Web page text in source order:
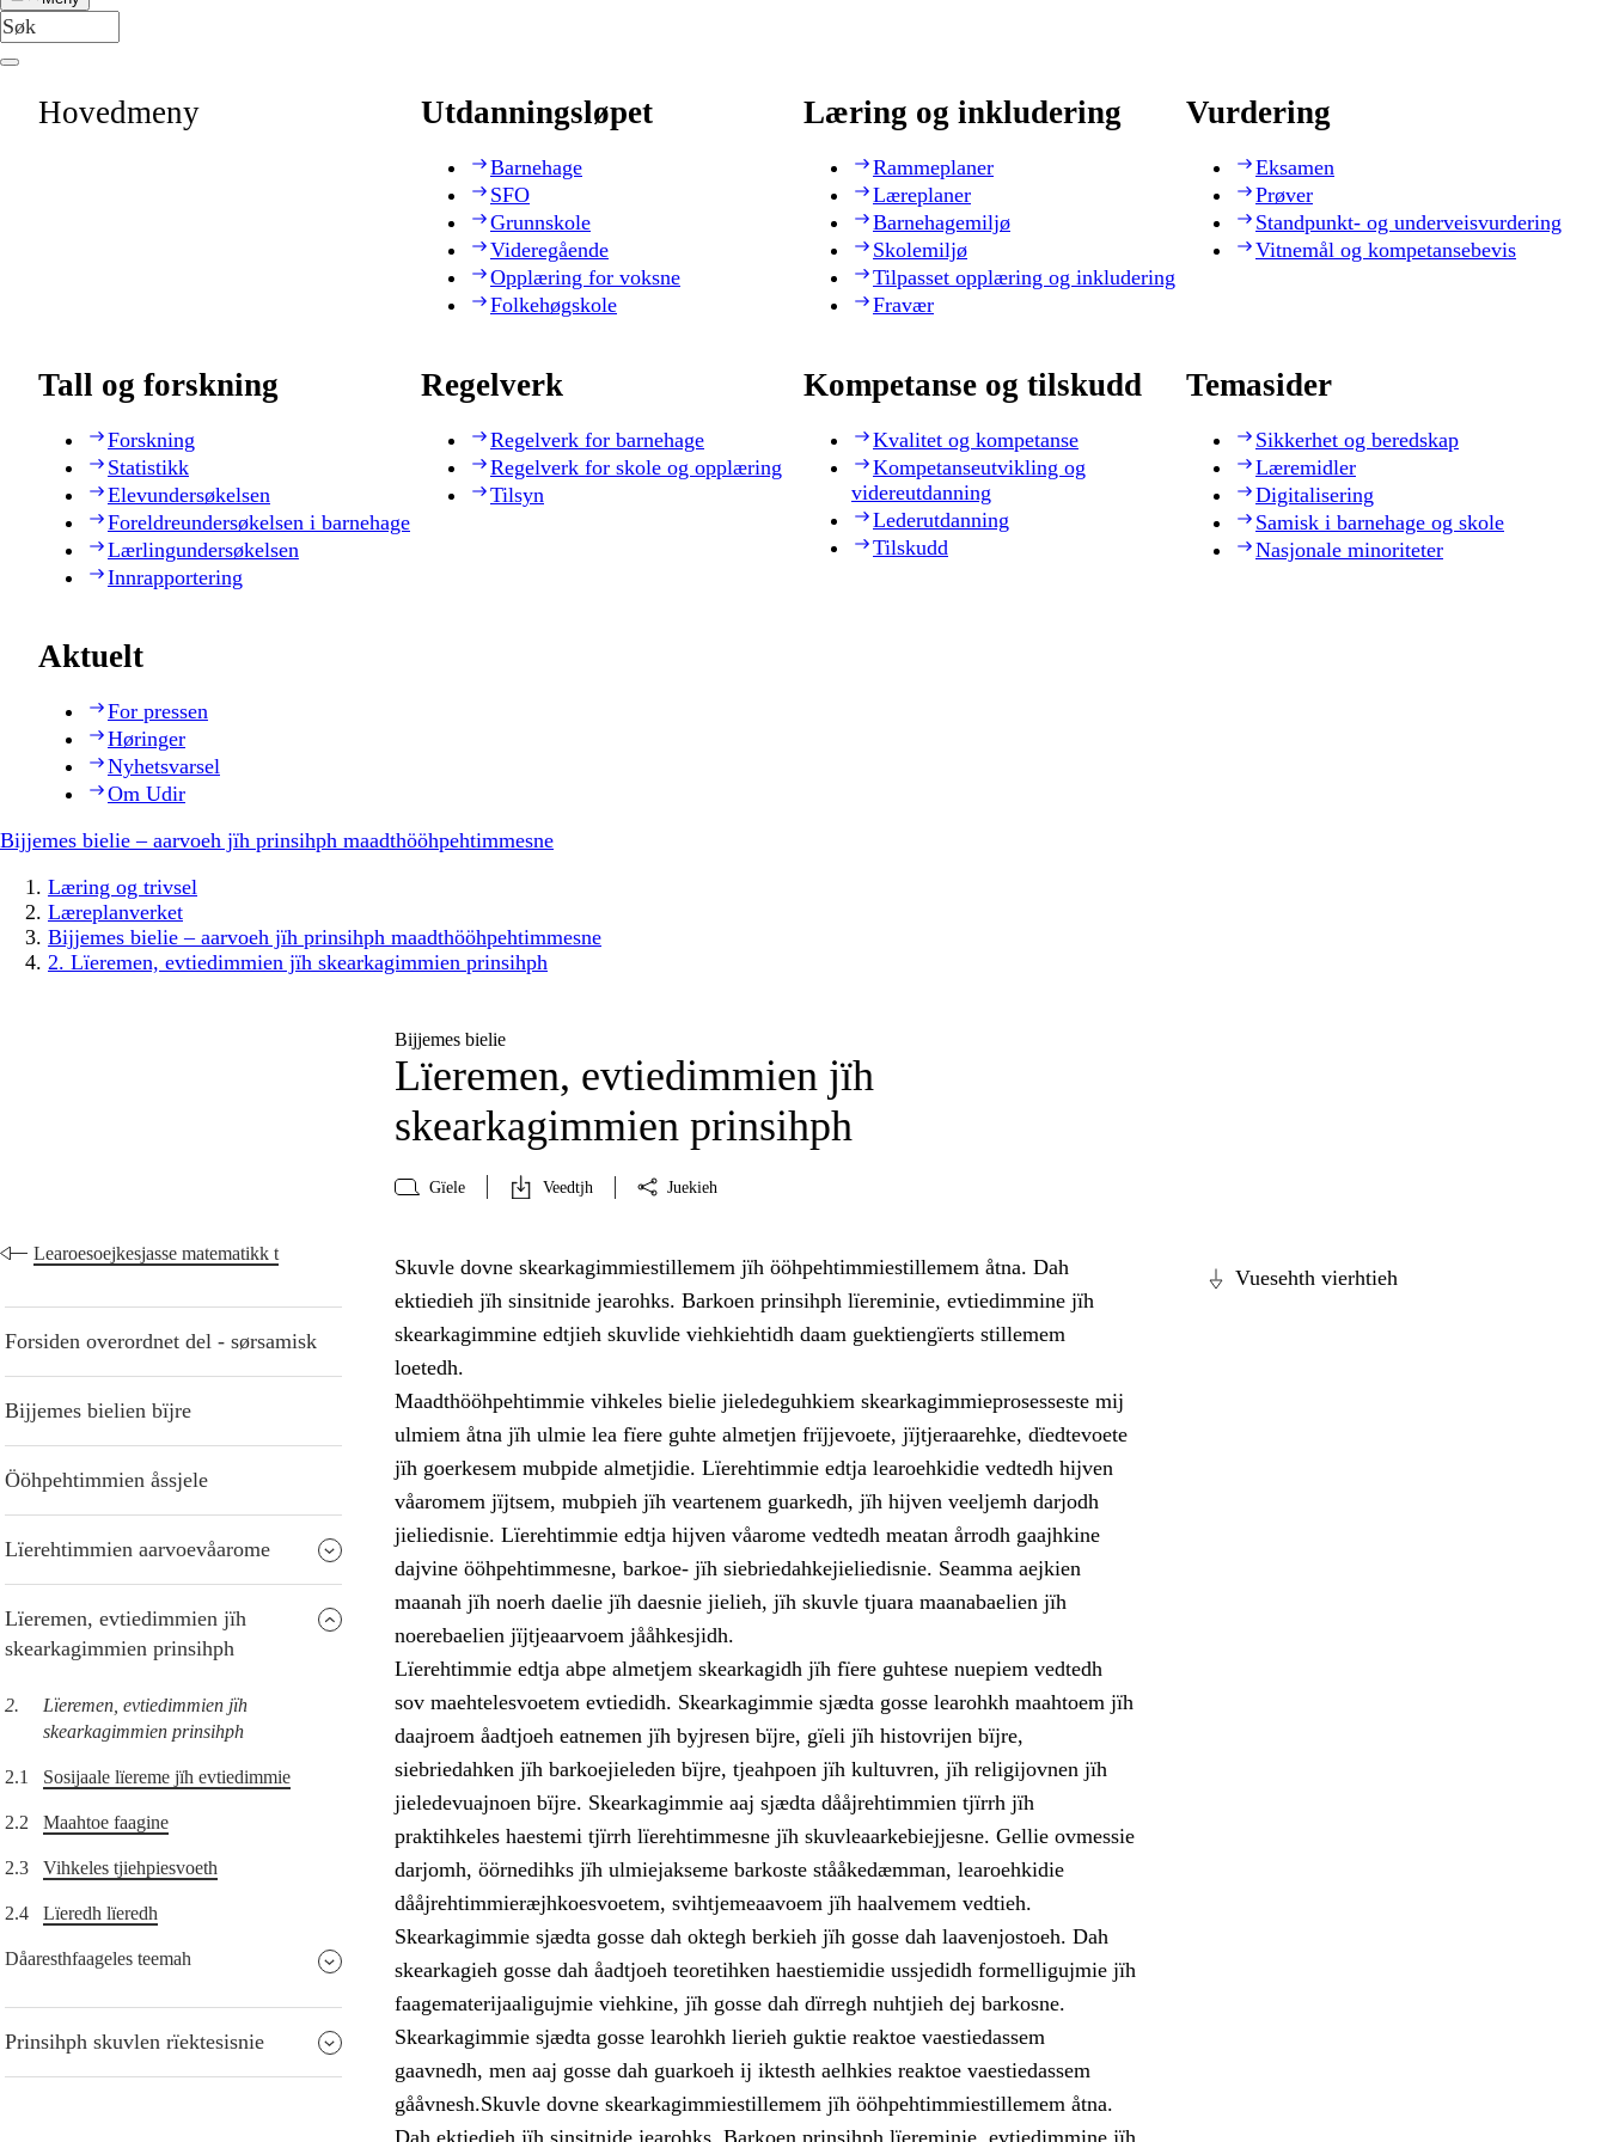
Hovedmeny Utdanningsløpet
Barnehage
SFO
Grunnskole
Videregående
Opplæring for voksne
Folkehøgskole
Læring og inkludering
Rammeplaner
Læreplaner
Barnehagemiljø
Skolemiljø
Tilpasset opplæring og inkludering
Fravær
Vurdering
Eksamen
Prøver
Standpunkt- og underveisvurdering
Vitnemål og kompetansebevis
Tall og forskning
Forskning
Statistikk
Elevundersøkelsen
Foreldreundersøkelsen i barnehage
Lærlingundersøkelsen
Innrapportering
Regelverk
Regelverk for barnehage
Regelverk for skole og opplæring
Tilsyn
Kompetanse og tilskudd
Kvalitet og kompetanse
Kompetanseutvikling og
videreutdanning
Lederutdanning
Tilskudd
Temasider
Sikkerhet og beredskap
Læremidler
Digitalisering
Samisk i barnehage og skole
Nasjonale minoriteter
Aktuelt
For pressen
Høringer
Nyhetsvarsel
Om Udir
Bijjemes bielie – aarvoeh jïh prinsihph maadthööhpehtimmesne
Læring og trivsel
Læreplanverket
Bijjemes bielie – aarvoeh jïh prinsihph maadthööhpehtimmesne
2. Lïeremen, evtiedimmien jïh skearkagimmien prinsihph
Bijjemes bielie
Lïeremen, evtiedimmien jïh
skearkagimmien prinsihph
Gïele Veedtjh Juekieh
Learoesoejkesjasse matematikk t
Forsiden overordnet del - sørsamisk
Bijjemes bielien bïjre
Ööhpehtimmien åssjele
Lïerehtimmien aarvoevåarome
Lïeremen, evtiedimmien jïh
skearkagimmien prinsihph
2.
Lïeremen, evtiedimmien jïh
skearkagimmien prinsihph
2.1 Sosijaale lïereme jïh evtiedimmie
2.2 Maahtoe faagine
2.3 Vihkeles tjiehpiesvoeth
2.4 Lïeredh lïeredh
Dåaresthfaageles teemah
Prinsihph skuvlen rïektesisnie
Vuesehth vierhtieh
Skuvle dovne skearkagimmiestillemem jïh ööhpehtimmiestillemem åtna. Dah
ektiedieh jïh sinsitnide jearohks. Barkoen prinsihph lïereminie, evtiedimmine jïh
skearkagimmine edtjieh skuvlide viehkiehtidh daam guektiengïerts stillemem
loetedh.
Maadthööhpehtimmie vihkeles bielie jieledeguhkiem skearkagimmieprosesseste mij
ulmiem åtna jïh ulmie lea fïere guhte almetjen frïjjevoete, jïjtjeraarehke, dïedtevoete
jïh goerkesem mubpide almetjidie. Lïerehtimmie edtja learoehkidie vedtedh hijven
våaromem jïjtsem, mubpieh jïh veartenem guarkedh, jïh hijven veeljemh darjodh
jieliedisnie. Lïerehtimmie edtja hijven våarome vedtedh meatan årrodh gaajhkine
dajvine ööhpehtimmesne, barkoe- jïh siebriedahkejieliedisnie. Seamma aejkien
maanah jïh noerh daelie jïh daesnie jielieh, jïh skuvle tjuara maanabaelien jïh
noerebaelien jïjtjeaarvoem jååhkesjidh.
Lïerehtimmie edtja abpe almetjem skearkagidh jïh fïere guhtese nuepiem vedtedh
sov maehtelesvoetem evtiedidh. Skearkagimmie sjædta gosse learohkh maahtoem jïh
daajroem åadtjoeh eatnemen jïh byjresen bïjre, gïeli jïh histovrijen bïjre,
siebriedahken jïh barkoejieleden bïjre, tjeahpoen jïh kultuvren, jïh religijovnen jïh
jieledevuajnoen bïjre. Skearkagimmie aaj sjædta dååjrehtimmien tjïrrh jïh
praktihkeles haestemi tjïrrh lïerehtimmesne jïh skuvleaarkebiejjesne. Gellie ovmessie
darjomh, öörnedihks jïh ulmiejakseme barkoste stååkedæmman, learoehkidie
dååjrehtimmieræjhkoesvoetem, svihtjemeaavoem jïh haalvemem vedtieh.
Skearkagimmie sjædta gosse dah oktegh berkieh jïh gosse dah laavenjostoeh. Dah
skearkagieh gosse dah åadtjoeh teoretihken haestiemidie ussjedidh formelligujmie jïh
faagematerijaaligujmie viehkine, jïh gosse dah dïrregh nuhtjieh dej barkosne.
Skearkagimmie sjædta gosse learohkh lierieh guktie reaktoe vaestiedassem
gaavnedh, men aaj gosse dah guarkoeh ij iktesth aelhkies reaktoe vaestiedassem
gååvnesh.Skuvle dovne skearkagimmiestillemem jïh ööhpehtimmiestillemem åtna.